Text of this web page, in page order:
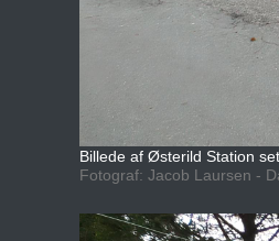
Billede af Østerild Station
Fotograf: Jacob Laursen -